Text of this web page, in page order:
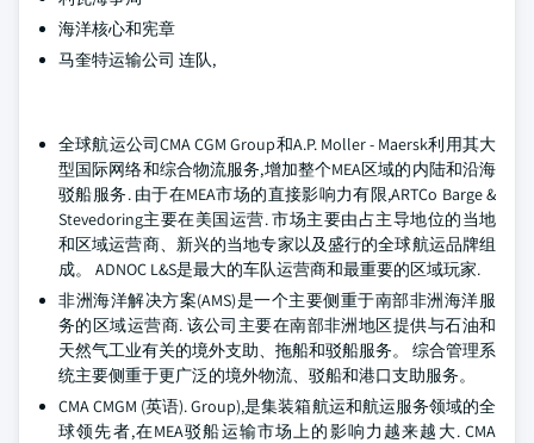
海洋核心和宪章
马奎特运输公司 连队,
全球航运公司CMA CGM Group和A.P. Moller - Maersk利用其大
型国际网络和综合物流服务,增加整个MEA区域的内陆和沿海
驳船服务. 由于在MEA市场的直接影响力有限,ARTCo Barge &
Stevedoring主要在美国运营. 市场主要由占主导地位的当地
和区域运营商、新兴的当地专家以及盛行的全球航运品牌组
成。 ADNOC L&S是最大的车队运营商和最重要的区域玩家.
非洲海洋解决方案(AMS)是一个主要侧重于南部非洲海洋服
务的区域运营商. 该公司主要在南部非洲地区提供与石油和
天然气工业有关的境外支助、拖船和驳船服务。 综合管理系
统主要侧重于更广泛的境外物流、驳船和港口支助服务。
CMA CMGM (英语). Group),是集装箱航运和航运服务领域的全
球领先者,在MEA驳船运输市场上的影响力越来越大. CMA